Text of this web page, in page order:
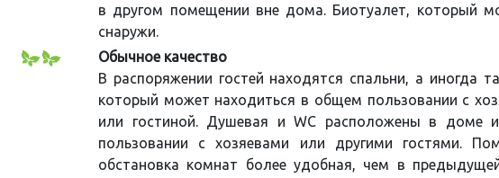
в другом помещении вне дома. Биотуалет, который
снаружи.
Обычное качество
В распоряжении гостей находятся спальни, а иногда
который может находиться в общем пользовании с
или гостиной. Душевая и WC расположены в доме
пользовании с хозяевами или другими гостями.
обстановка комнат более удобная, чем в